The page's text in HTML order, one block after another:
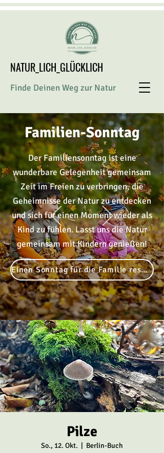
NATUR_LICH_GLÜCKLICH
Finde Deinen Weg zur Natur
Familien-Sonntag
Der Familiensonntag ist eine
wunderbare Gelegenheit gemeinsam
Zeit im Freien zu verbringen, die
Geheimnisseder Natur zu entdecken
und sich für einen Moment wieder als
Kind zu fühlen. Lasst uns die Natur
gemeinsam mit Kindern genießen!
Einen Sonntag für die Familie reservieren
Pilze
So., 12. Okt.
  |
Berlin-Buch